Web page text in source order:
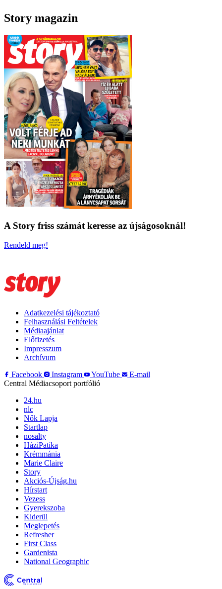
Story magazin
A Story friss számát keresse az újságosoknál!
Rendeld meg!
Adatkezelési tájékoztató
Felhasználási Feltételek
Médiaajánlat
Előfizetés
Impresszum
Archívum
Facebook
Instagram YouTube
E-mail
Central Médiacsoport portfólió
24.hu
nlc
Nők Lapja
Startlap
nosalty
HáziPatika
Krémmánia
Marie Claire
Story
Akciós-Újság.hu
Hírstart
Vezess
Gyerekszoba
Kiderül
Meglepetés
Refresher
First Class
Gardenista
National Geographic